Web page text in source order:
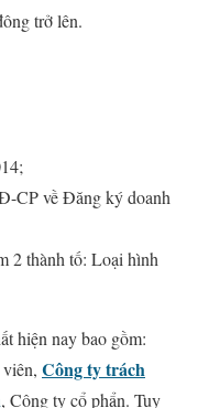
trở lên.
CP về Đăng ký doanh
2 thành tố: Loại hình
hiện nay bao gồm:
Công ty trách
, Công ty cổ phẩn. Tuy